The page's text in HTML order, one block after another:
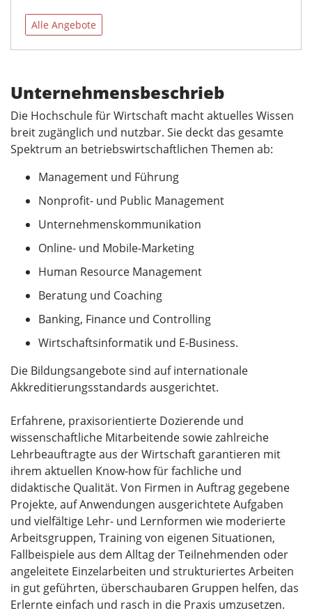
Alle Angebote
Unternehmensbeschrieb
Die Hochschule für Wirtschaft macht aktuelles Wissen
breit zugänglich und nutzbar. Sie deckt das gesamte
Spektrum an betriebswirtschaftlichen Themen ab:
Management und Führung
Nonprofit- und Public Management
Unternehmenskommunikation
Online- und Mobile-Marketing
Human Resource Management
Beratung und Coaching
Banking, Finance und Controlling
Wirtschaftsinformatik und E-Business.
Die Bildungsangebote sind auf internationale
Akkreditierungsstandards ausgerichtet.
Erfahrene, praxisorientierte Dozierende und
wissenschaftliche Mitarbeitende sowie zahlreiche
Lehrbeauftragte aus der Wirtschaft garantieren mit
ihrem aktuellen Know-how für fachliche und
didaktische Qualität. Von Firmen in Auftrag gegebene
Projekte, auf Anwendungen ausgerichtete Aufgaben
und vielfältige Lehr- und Lernformen wie moderierte
Arbeitsgruppen, Training von eigenen Situationen,
Fallbeispiele aus dem Alltag der Teilnehmenden oder
angeleitete Einzelarbeiten und strukturiertes Arbeiten
in gut geführten, überschaubaren Gruppen helfen, das
Erlernte einfach und rasch in die Praxis umzusetzen.